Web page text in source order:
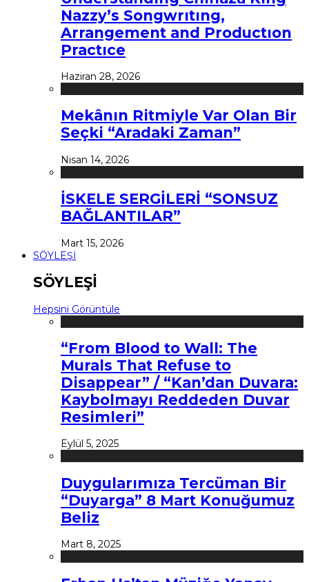
Nazzy’s Songwrıtıng,
Arrangement and Productıon
Practıce
Haziran 28, 2026
Mekânın Ritmiyle Var Olan Bir
Seçki “Aradaki Zaman”
Nisan 14, 2026
İSKELE SERGİLERİ “SONSUZ
BAĞLANTILAR”
Mart 15, 2026
SÖYLEŞİ
SÖYLEŞİ
Hepsini Görüntüle
“From Blood to Wall: The
Murals That Refuse to
Disappear” / “Kan’dan Duvara:
Kaybolmayı Reddeden Duvar
Resimleri”
Eylül 5, 2025
Duygularımıza Tercüman Bir
“Duyarga” 8 Mart Konuğumuz
Beliz
Mart 8, 2025